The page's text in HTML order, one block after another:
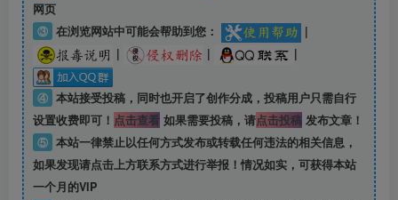
网页
③ 在浏览网站中可能会帮助到您：
|
|
| |
④ 本站接受投稿，同时也开启了创作分成，投稿用户只需自行
设置收费即可！ 点击查看如果需要投稿，请点击投稿发布文章！
⑤ 本站一律禁止以任何方式发布或转载任何违法的相关信息，
如果发现请点击上方联系方式进行举报！情况如实，可获得本站
一个月的VIP